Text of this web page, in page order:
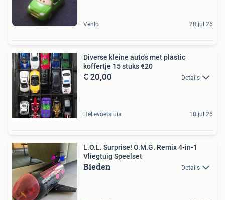
Venlo 28 jul 26
Diverse kleine auto's met plastic
koffertje 15 stuks €20
€ 20,00 Details
Hellevoetsluis 18 jul 26
L.O.L. Surprise! O.M.G. Remix 4-in-1
Vliegtuig Speelset
Bieden Details